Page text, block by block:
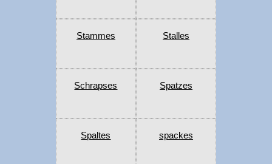
Stammes Stalles
Schrapses Spatzes
Spaltes spackes